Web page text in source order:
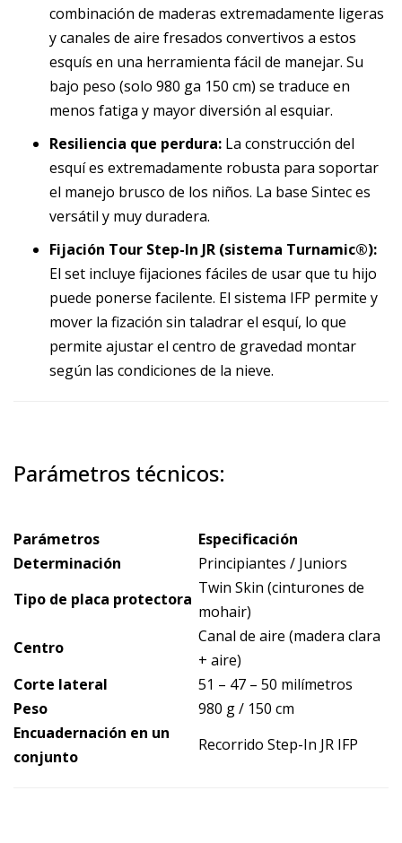
combinación de maderas extremadamente ligeras
y canales de aire fresados convertivos a estos
esquís en una herramienta fácil de manejar. Su
bajo peso (solo 980 ga 150 cm) se traduce en
menos fatiga y mayor diversión al esquiar.
Resiliencia que perdura: La construcción del
esquí es extremadamente robusta para soportar
el manejo brusco de los niños. La base Sintec es
versátil y muy duradera.
Fijación Tour Step-In JR (sistema Turnamic®):
El set incluye fijaciones fáciles de usar que tu hijo
puede ponerse facilente. El sistema IFP permite y
mover la fización sin taladrar el esquí, lo que
permite ajustar el centro de gravedad montar
según las condiciones de la nieve.
Parámetros técnicos:
Parámetros
Especificación
Determinación
Principiantes / Juniors
Tipo de placa protectora
Twin Skin (cinturones de
mohair)
Centro
Canal de aire (madera clara
+ aire)
Corte lateral
51 – 47 – 50 milímetros
Peso
980 g / 150 cm
Encuadernación en un
conjunto
Recorrido Step-In JR IFP